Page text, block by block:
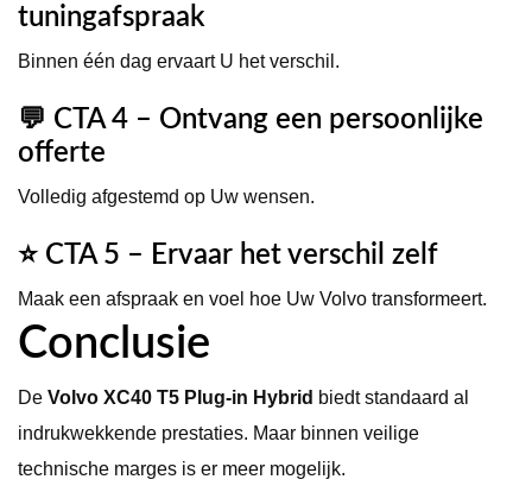
tuningafspraak
Binnen één dag ervaart U het verschil.
💬 CTA 4 – Ontvang een persoonlijke
offerte
Volledig afgestemd op Uw wensen.
⭐ CTA 5 – Ervaar het verschil zelf
Maak een afspraak en voel hoe Uw Volvo transformeert.
Conclusie
De Volvo XC40 T5 Plug-in Hybrid biedt standaard al
indrukwekkende prestaties. Maar binnen veilige
technische marges is er meer mogelijk.